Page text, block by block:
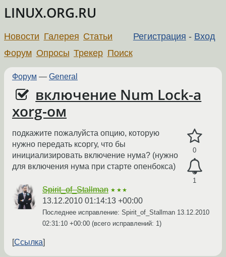
LINUX.ORG.RU
Регистрация - Вход
Новости Галерея Статьи
Форум Опросы Трекер Поиск
Форум — General
включение Num Lock-а
хоrg-ом
0
1
подкажите пожалуйста опцию, которую
нужно передать ксоргу, что бы
инициализировать включение нума? (нужно
для включения нума при старте опенбокса)
Spirit_of_Stallman ★★★
13.12.2010 01:14:13 +00:00
Последнее исправление: Spirit_of_Stallman 13.12.2010
02:31:10 +00:00 (всего исправлений: 1)
Ссылка